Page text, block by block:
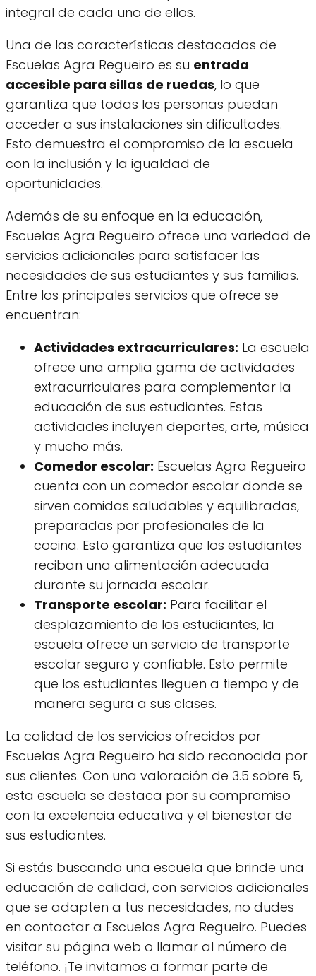
integral de cada uno de ellos.
Una de las características destacadas de
Escuelas Agra Regueiro es su entrada
accesible para sillas de ruedas, lo que
garantiza que todas las personas puedan
acceder a sus instalaciones sin dificultades.
Esto demuestra el compromiso de la escuela
con la inclusión y la igualdad de
oportunidades.
Además de su enfoque en la educación,
Escuelas Agra Regueiro ofrece una variedad de
servicios adicionales para satisfacer las
necesidades de sus estudiantes y sus familias.
Entre los principales servicios que ofrece se
encuentran:
Actividades extracurriculares: La escuela
ofrece una amplia gama de actividades
extracurriculares para complementar la
educación de sus estudiantes. Estas
actividades incluyen deportes, arte, música
y mucho más.
Comedor escolar: Escuelas Agra Regueiro
cuenta con un comedor escolar donde se
sirven comidas saludables y equilibradas,
preparadas por profesionales de la
cocina. Esto garantiza que los estudiantes
reciban una alimentación adecuada
durante su jornada escolar.
Transporte escolar: Para facilitar el
desplazamiento de los estudiantes, la
escuela ofrece un servicio de transporte
escolar seguro y confiable. Esto permite
que los estudiantes lleguen a tiempo y de
manera segura a sus clases.
La calidad de los servicios ofrecidos por
Escuelas Agra Regueiro ha sido reconocida por
sus clientes. Con una valoración de 3.5 sobre 5,
esta escuela se destaca por su compromiso
con la excelencia educativa y el bienestar de
sus estudiantes.
Si estás buscando una escuela que brinde una
educación de calidad, con servicios adicionales
que se adapten a tus necesidades, no dudes
en contactar a Escuelas Agra Regueiro. Puedes
visitar su página web o llamar al número de
teléfono. ¡Te invitamos a formar parte de